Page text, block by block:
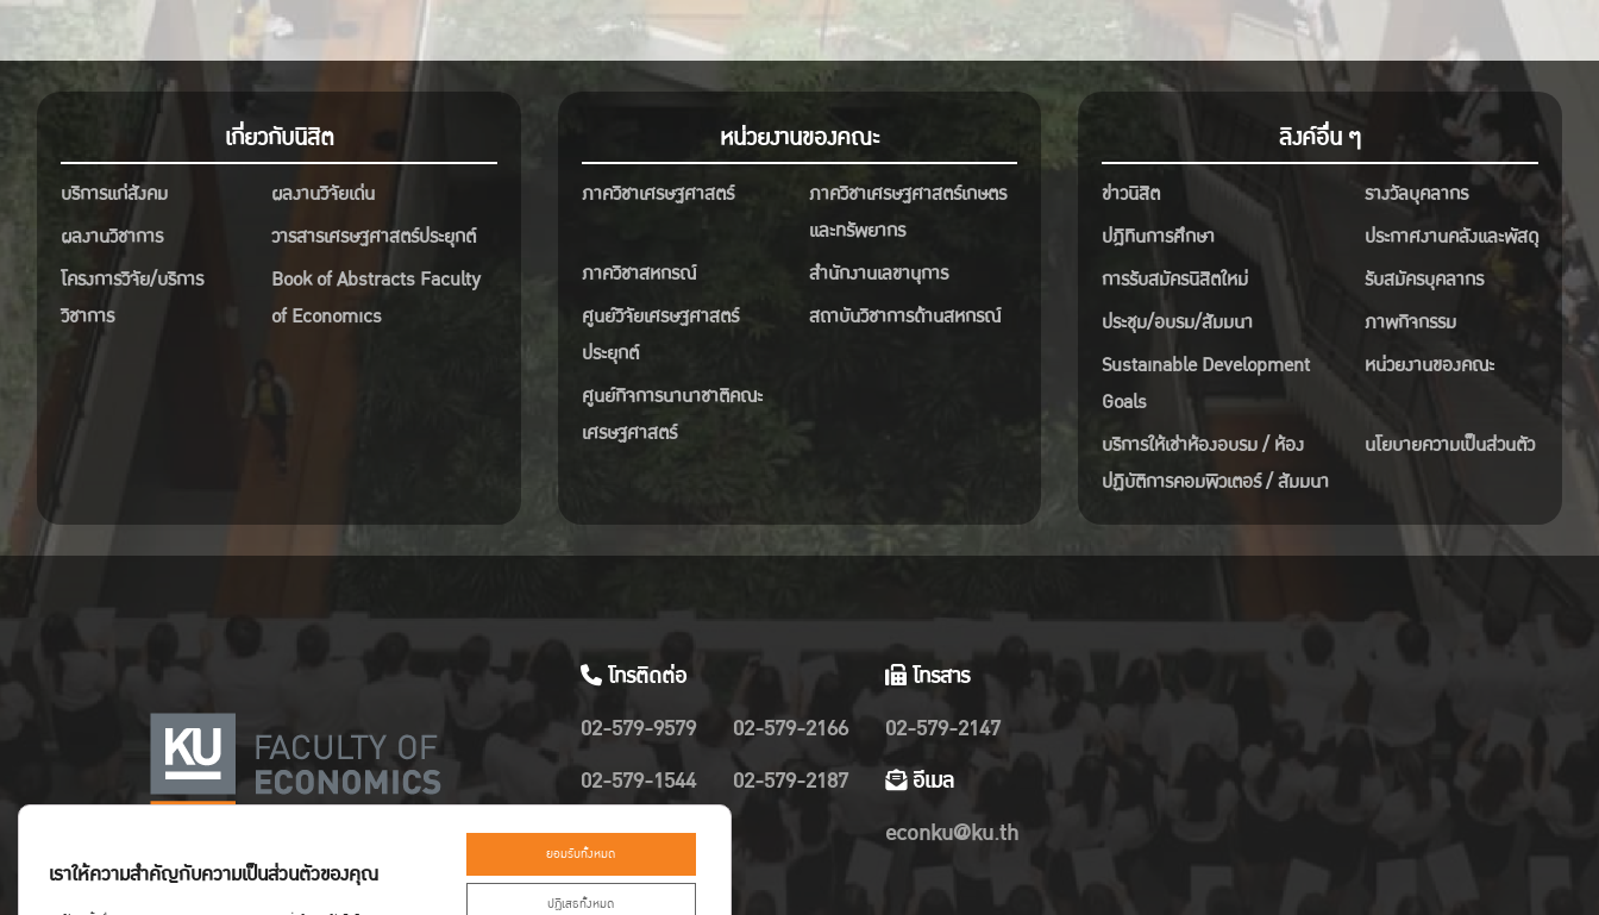
เกี่ยวกับนิสิต
บริการแก่สังคม
ผลงานวิจัยเด่น
ผลงานวิชาการ
วารสารเศรษฐศาสตร์ประยุกต์
โครงการวิจัย/บริการ
วิชาการ
Book of Abstracts Faculty
of Economics
หน่วยงานของคณะ
ภาควิชาเศรษฐศาสตร์
ภาควิชาเศรษฐศาสตร์เกษตร
และทรัพยากร
ภาควิชาสหกรณ์
สำนักงานเลขานุการ
ศูนย์วิจัยเศรษฐศาสตร์
ประยุกต์
สถาบันวิชาการด้านสหกรณ์
ศูนย์กิจการนานาชาติคณะ
เศรษฐศาสตร์
ลิงค์อื่น ๆ
ข่าวนิสิต
รางวัลบุคลากร
ปฎิทินการศึกษา
ประกาศงานคลังและพัสดุ
การรับสมัครนิสิตใหม่
รับสมัครบุคลากร
ประชุม/อบรม/สัมมนา
ภาพกิจกรรม
Sustainable Development
Goals
หน่วยงานของคณะ
บริการให้เช่าห้องอบรม / ห้อง
ปฏิบัติการคอมพิวเตอร์ / สัมมนา
นโยบายความเป็นส่วนตัว
โทรติดต่อ
02-579-9579
02-579-1544
02-579-2019
02-579-2166
02-579-2187
โทรสาร
02-579-2147
อีเมล
econku@ku.th
เราให้ความสำคัญกับความเป็นส่วนตัวของคุณ
ยอมรับทั้งหมด
ปฏิเสธทั้งหมด